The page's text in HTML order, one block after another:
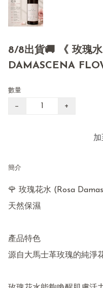
8/8出貨🚚 《 玫瑰
DAMASCENA
數量
− +
簡介
🌹 玫瑰花水 (Rosa
天然保濕
產品特色
源自大馬士革玫瑰的純淨